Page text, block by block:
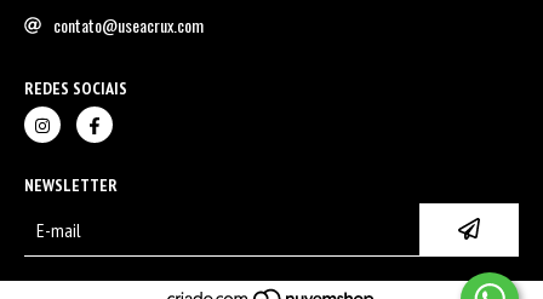
contato@useacrux.com
REDES SOCIAIS
NEWSLETTER